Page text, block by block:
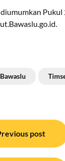
Pukul
Bawaslu
post